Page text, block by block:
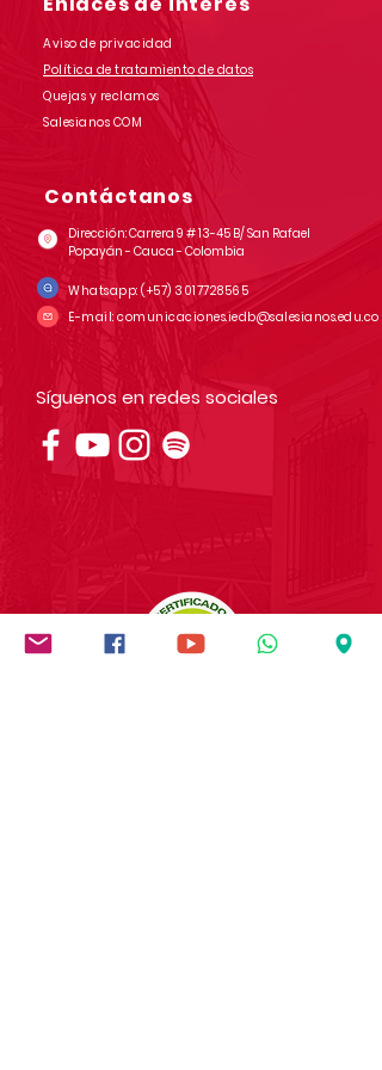
Aviso de privacidad
Política de tratamiento de datos
Quejas y reclamos
Salesianos COM
Contáctanos
Dirección: Carrera 9 # 13-45 B/ San Rafael
Popayán - Cauca - Colombia
Whatsapp: (+57) 3017728565
E-mail: comunicaciones.iedb@salesianos.edu.co
Síguenos en redes sociales